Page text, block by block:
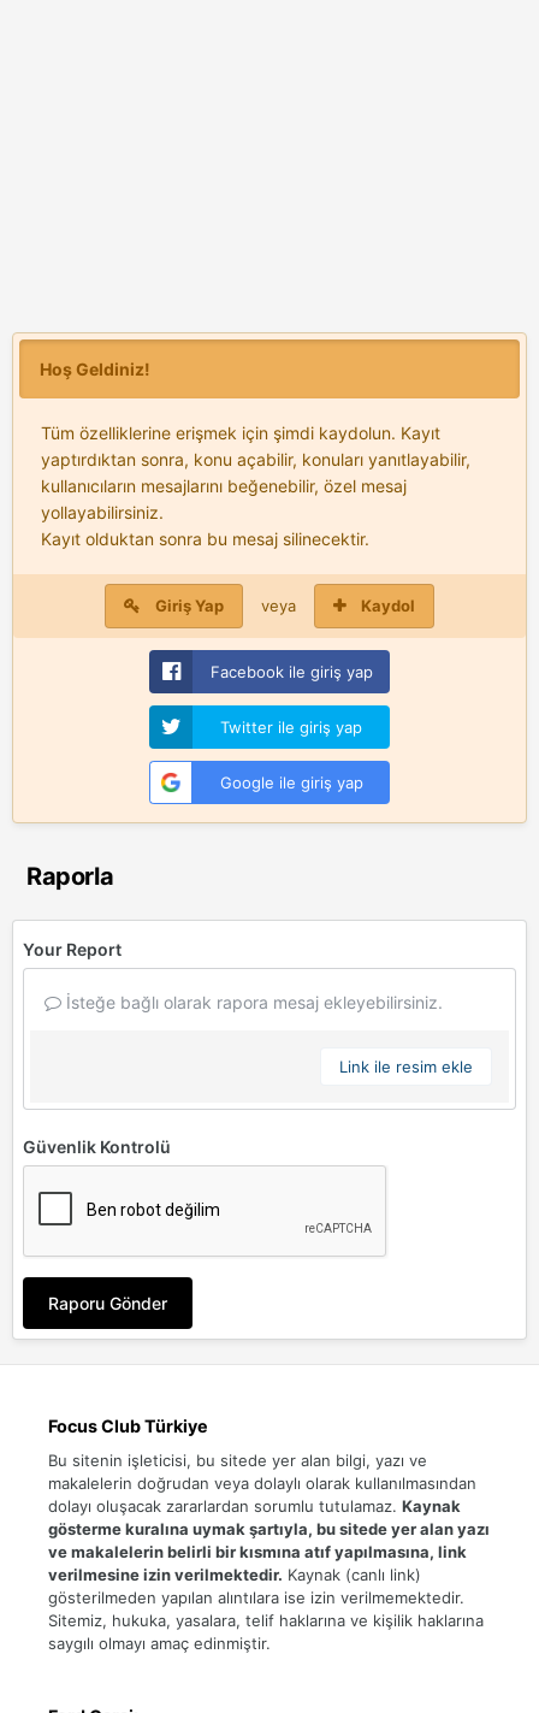
Hoş Geldiniz!
Tüm özelliklerine erişmek için şimdi kaydolun. Kayıt
yaptırdıktan sonra, konu açabilir, konuları yanıtlayabilir,
kullanıcıların mesajlarını beğenebilir, özel mesaj
yollayabilirsiniz.
Kayıt olduktan sonra bu mesaj silinecektir.
Giriş Yap veya Kaydol
Facebook ile giriş yap
Twitter ile giriş yap
Google ile giriş yap
Raporla
Your Report
İsteğe bağlı olarak rapora mesaj ekleyebilirsiniz.
Link ile resim ekle
Güvenlik Kontrolü
Raporu Gönder
Focus Club Türkiye
Bu sitenin işleticisi, bu sitede yer alan bilgi, yazı ve
makalelerin doğrudan veya dolaylı olarak kullanılmasından
dolayı oluşacak zararlardan sorumlu tutulamaz. Kaynak
gösterme kuralına uymak şartıyla, bu sitede yer alan yazı
ve makalelerin belirli bir kısmına atıf yapılmasına, link
verilmesine izin verilmektedir. Kaynak (canlı link)
gösterilmeden yapılan alıntılara ise izin verilmemektedir.
Sitemiz, hukuka, yasalara, telif haklarına ve kişilik haklarına
saygılı olmayı amaç edinmiştir.